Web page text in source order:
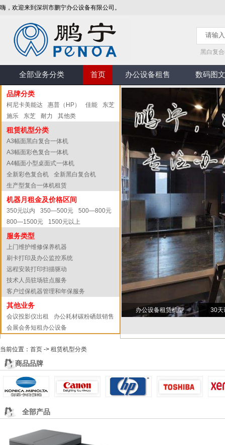
嗨，欢迎来到深圳市鹏宁办公设备有限公司。
黑白复
全部业务分类 首页 办公设备租售 数码图
品牌分类
柯尼卡美能达 惠普（HP） 佳能
东芝
施乐
东芝 耐力 其他类
租赁机型分类
A3幅面黑白复合一体机
A3幅面彩色复合一体机
A4幅面小型桌面式一体机
全新彩色复合机
全新黑白复合机
生产型复合一体机租赁
机器月租金及价格区间
350元以内 350—500元
500—800元
800—1500元
1500元以上
服务类型
上门维护维修保养机器
刷卡打印及办公监控系统
远程安装打印扫描驱动
技术人员驻场驻点服务
客户过保机器管理和年保服务
其他业务
会议投影仪出租
办公耗材碳粉硒鼓销售
会展会务短租办公设备
办公设备租赁机型 30天
当前位置： 首页 -> 租赁机型分类
商品品牌
全部产品